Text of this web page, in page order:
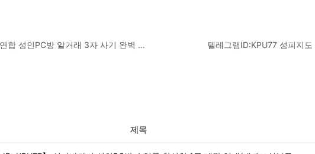
텔레그램ID:KPU77 성피연합 성인PC방 알거래 3자 사기 완벽 차단 가이드 - 정읍
제목